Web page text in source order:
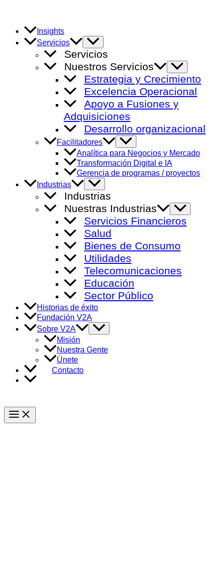
contenido
Insights
Servicios
Alternar
menú
Servicios
Nuestros Servicios
Alternar
menú
Estrategia y Crecimiento
Excelencia Operacional
Apoyo a Fusiones y
Adquisiciones
Desarrollo organizacional
Facilitadores
Alternar
menú
Analítica para Negocios y Mercado
Transformación Digital e IA
Gerencia de programas / proyectos
Industrias
Alternar
menú
Industrias
Nuestras Industrias
Alternar
menú
Servicios Financieros
Salud
Bienes de Consumo
Utilidades
Telecomunicaciones
Educación
Sector Público
Historias de éxito
Fundación V2A
Sobre V2A
Alternar
menú
Misión
Nuestra Gente
Únete
Contacto
Main
Menu